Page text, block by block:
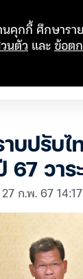
บปรับไ
67 วาร
27 ก.พ. 67
นคุกกี้ ศึกษารา
นตัว และข้อต